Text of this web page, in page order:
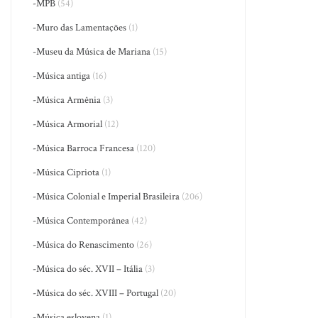
-MPB (54)
-Muro das Lamentações (1)
-Museu da Música de Mariana (15)
-Música antiga (16)
-Música Armênia (3)
-Música Armorial (12)
-Música Barroca Francesa (120)
-Música Cipriota (1)
-Música Colonial e Imperial Brasileira (206)
-Música Contemporânea (42)
-Música do Renascimento (26)
-Música do séc. XVII – Itália (3)
-Música do séc. XVIII – Portugal (20)